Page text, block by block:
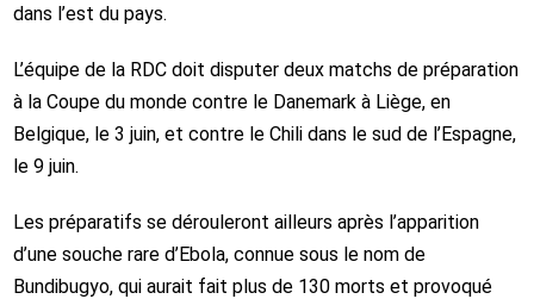
dans l’est du pays.
L’équipe de la RDC doit disputer deux matchs de préparation
à la Coupe du monde contre le Danemark à Liège, en
Belgique, le 3 juin, et contre le Chili dans le sud de l’Espagne,
le 9 juin.
Les préparatifs se dérouleront ailleurs après l’apparition
d’une souche rare d’Ebola, connue sous le nom de
Bundibugyo, qui aurait fait plus de 130 morts et provoqué